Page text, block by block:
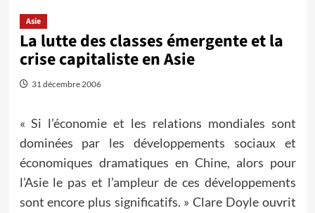
Asie
La lutte des classes émergente et la
crise capitaliste en Asie
31 décembre 2006
« Si l’économie et les relations mondiales sont
dominées par les développements sociaux et
économiques dramatiques en Chine, alors pour
l’Asie le pas et l’ampleur de ces développements
sont encore plus significatifs. » Clare Doyle ouvrit